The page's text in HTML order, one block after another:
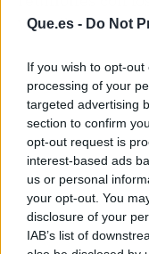
Que.es - Do Not
If you wish to opt-
processing of your
targeted advertising
section to confirm
opt-out request is
interest-based ads
us or personal
your opt-out. You
disclosure of your
IAB’s list of
videollamadas.